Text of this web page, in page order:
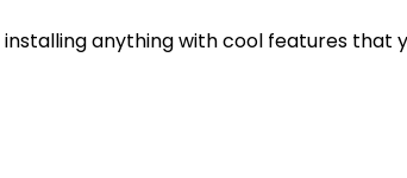
anything with cool features that